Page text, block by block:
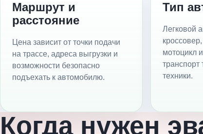
Маршрут и
расстояние
Цена зависит от точки подачи
на трассе, адреса выгрузки и
возможности безопасно
подъехать к автомобилю.
Тип
Легковой
мотоцикл
транспорт
техники.
Когда нужен